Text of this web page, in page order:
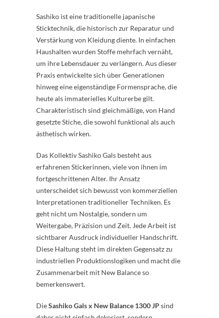
Sashiko ist eine traditionelle japanische
Sticktechnik, die historisch zur Reparatur und
Verstärkung von Kleidung diente. In einfachen
Haushalten wurden Stoffe mehrfach vernäht,
um ihre Lebensdauer zu verlängern. Aus dieser
Praxis entwickelte sich über Generationen
hinweg eine eigenständige Formensprache, die
heute als immaterielles Kulturerbe gilt.
Charakteristisch sind gleichmäßige, von Hand
gesetzte Stiche, die sowohl funktional als auch
ästhetisch wirken.
Das Kollektiv Sashiko Gals besteht aus
erfahrenen Stickerinnen, viele von ihnen im
fortgeschrittenen Alter. Ihr Ansatz
unterscheidet sich bewusst von kommerziellen
Interpretationen traditioneller Techniken. Es
geht nicht um Nostalgie, sondern um
Weitergabe, Präzision und Zeit. Jede Arbeit ist
sichtbarer Ausdruck individueller Handschrift.
Diese Haltung steht im direkten Gegensatz zu
industriellen Produktionslogiken und macht die
Zusammenarbeit mit New Balance so
bemerkenswert.
DieSashiko Gals x New Balance 1300 JPsind